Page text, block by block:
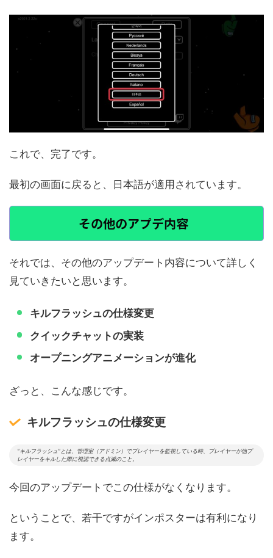
これで、完了です。
最初の画面に戻ると、日本語が適用されています。
その他のアプデ内容
それでは、その他のアップデート内容について詳しく
見ていきたいと思います。
キルフラッシュの仕様変更
クイックチャットの実装
オープニングアニメーションが進化
ざっと、こんな感じです。
キルフラッシュの仕様変更
"キルフラッシュ"とは、管理室（アドミン）でプレイヤーを監視している時、プレイヤーが他プ
レイヤーをキルした際に視認できる点滅のこと。
今回のアップデートでこの仕様がなくなります。
ということで、若干ですがインポスターは有利になり
ます。